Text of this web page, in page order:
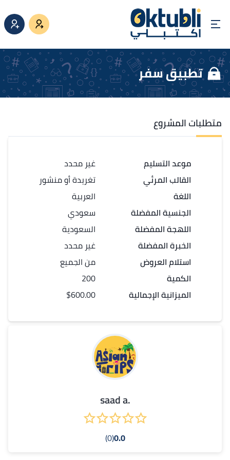
تطبيق سفر
متطلبات المشروع
موعد التسليم
القالب المرئي
اللغة
الجنسية المفضلة
اللهجة المفضلة
الخبرة المفضلة
استلام العروض
الكمية
الميزانية الإجمالية
غير محدد
تغريدة أو منشور
العربية
سعودي
السعودية
غير محدد
من الجميع
200
$600.00
.saad a
0.0
(0)